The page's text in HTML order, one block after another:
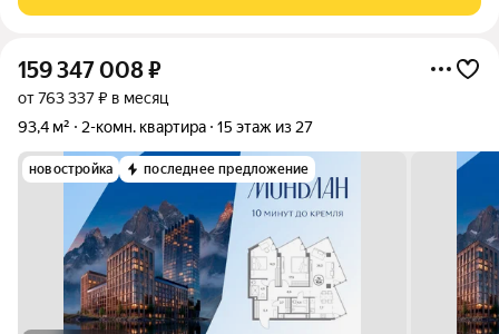
159 347 008₽
от 763 337 ₽ в месяц
93,4 м²
2-комн. квартира 15 этаж из 27
новостройка последнее предложение